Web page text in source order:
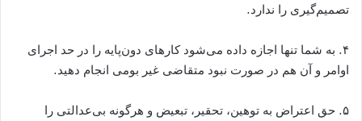
تصمیم‌گیری را ندارد.
۴. به شما تنها اجازه داده می‌شود کارهای دون‌پایه را در حد اجرای
اوامر و آن هم در صورت نبود متقاضی غیر بومی انجام دهید.
۵. حق اعتراض به توهین، تحقیر، تبعیض و هرگونه بی‌عدالتی را